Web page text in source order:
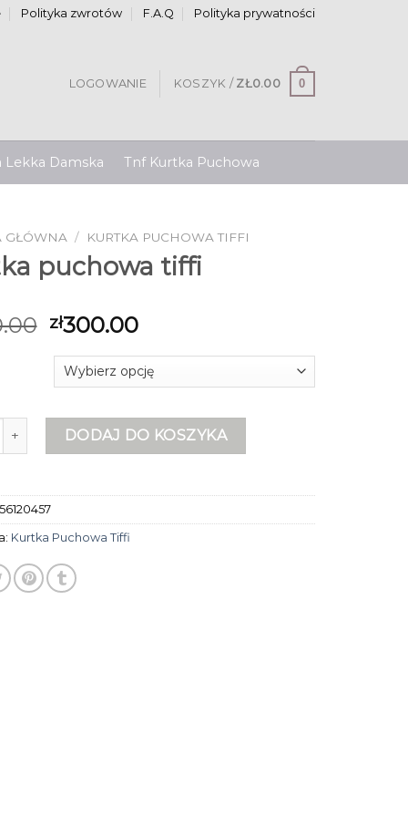
Polityka zwrotów F.A.Q Polityka prywatności
LOGOWANIE KOSZYK / ZŁ0.00 0
Damska Tnf Kurtka Puchowa
GŁÓWNA / KURTKA PUCHOWA TIFFI
puchowa tiffi
zł300.00
puchowa tiffiDODAJ DO KOSZYKA
Kurtka Puchowa Tiffi